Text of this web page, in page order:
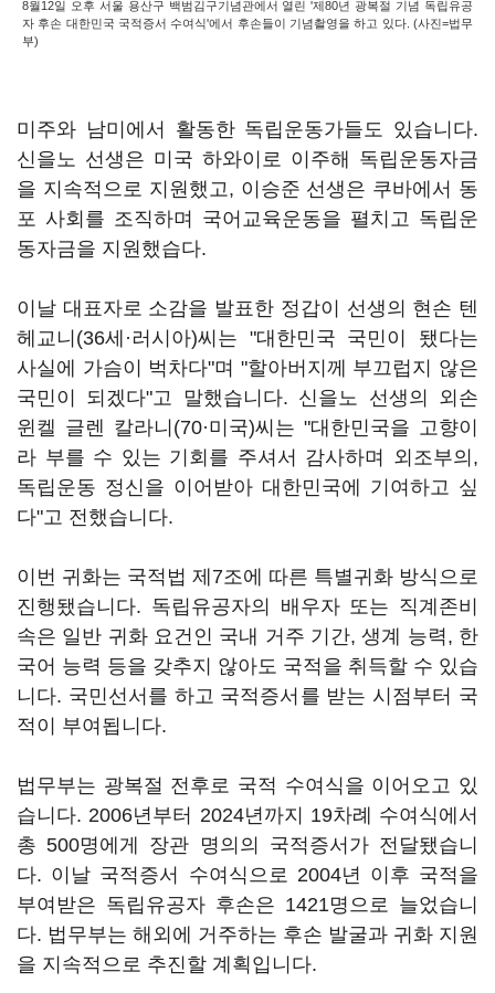
8월12일 오후 서울 용산구 백범김구기념관에서 열린 '제80년 광복절 기념 독립유공
자 후손 대한민국 국적증서 수여식'에서 후손들이 기념촬영을 하고 있다. (사진=법무
부)
미주와 남미에서 활동한 독립운동가들도 있습니다.
신을노 선생은 미국 하와이로 이주해 독립운동자금
을 지속적으로 지원했고, 이승준 선생은 쿠바에서 동
포 사회를 조직하며 국어교육운동을 펼치고 독립운
동자금을 지원했습다.
이날 대표자로 소감을 발표한 정갑이 선생의 현손 텐
헤교니(36세·러시아)씨는 "대한민국 국민이 됐다는
사실에 가슴이 벅차다"며 "할아버지께 부끄럽지 않은
국민이 되겠다"고 말했습니다. 신을노 선생의 외손
윈켈 글렌 칼라니(70·미국)씨는 "대한민국을 고향이
라 부를 수 있는 기회를 주셔서 감사하며 외조부의,
독립운동 정신을 이어받아 대한민국에 기여하고 싶
다"고 전했습니다.
이번 귀화는 국적법 제7조에 따른 특별귀화 방식으로
진행됐습니다. 독립유공자의 배우자 또는 직계존비
속은 일반 귀화 요건인 국내 거주 기간, 생계 능력, 한
국어 능력 등을 갖추지 않아도 국적을 취득할 수 있습
니다. 국민선서를 하고 국적증서를 받는 시점부터 국
적이 부여됩니다.
법무부는 광복절 전후로 국적 수여식을 이어오고 있
습니다. 2006년부터 2024년까지 19차례 수여식에서
총 500명에게 장관 명의의 국적증서가 전달됐습니
다. 이날 국적증서 수여식으로 2004년 이후 국적을
부여받은 독립유공자 후손은 1421명으로 늘었습니
다. 법무부는 해외에 거주하는 후손 발굴과 귀화 지원
을 지속적으로 추진할 계획입니다.